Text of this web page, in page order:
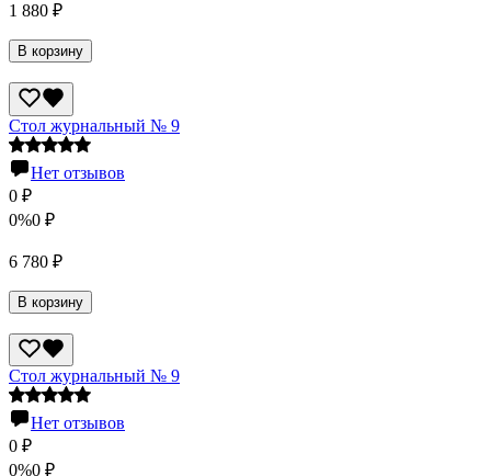
1 880 ₽
В корзину
Стол журнальный № 9
Нет отзывов
0 ₽
0%0 ₽
6 780 ₽
В корзину
Стол журнальный № 9
Нет отзывов
0 ₽
0%0 ₽